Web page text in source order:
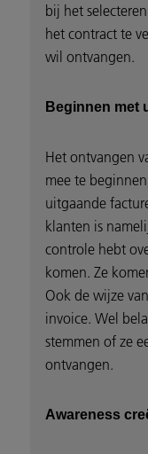
bij het
het contract te
wil ontvangen.
Beginnen met
Het ontvangen
mee te
uitgaande
klanten is
controle hebt
komen. Ze
Ook de wijze
invoice. Wel
stemmen of ze
ontvangen.
Awareness